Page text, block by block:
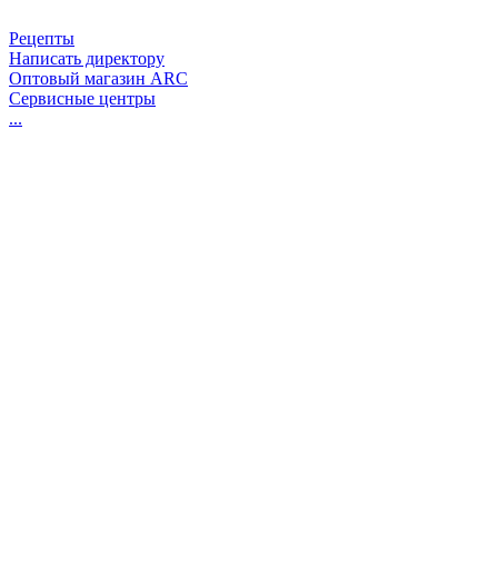
Рецепты
Написать директору
Оптовый магазин ARC
Сервисные центры
...